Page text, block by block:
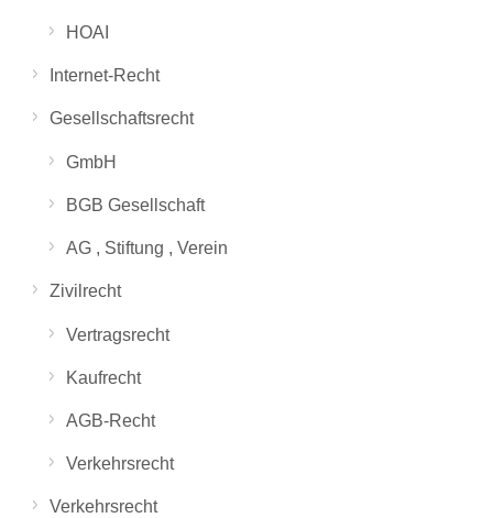
HOAI
Internet-Recht
Gesellschaftsrecht
GmbH
BGB Gesellschaft
AG , Stiftung , Verein
Zivilrecht
Vertragsrecht
Kaufrecht
AGB-Recht
Verkehrsrecht
Verkehrsrecht